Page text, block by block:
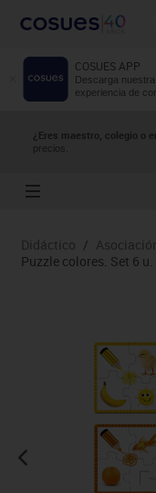
COSUES APP
Descarga
experiencia de
¿Eres maestro, colegio o
precios.
Didáctico /
Puzzle colores. Set 6 u.